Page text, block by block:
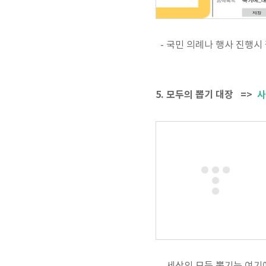
- 국민 의례나 행사 진행
5. 모두의 뽑기 대장 =>